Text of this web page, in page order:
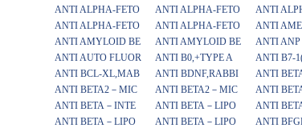
ANTI ALPHA-FETO
ANTI ALPHA-FETO ANTI
ANTI ALPHA-FETO
ANTI ALPHA-FETO ANTI
ANTI AMYLOID BE
ANTI AMYLOID BE ANTI ANP
ANTI AUTO FLUOR
ANTI B0,+TYPE A ANTI B7-
ANTI BCL-XL,MAB
ANTI BDNF,RABBI ANTI
ANTI BETA2－MIC
ANTI BETA2－MIC ANTI
ANTI BETA－INTE
ANTI BETA－LIPO ANTI
ANTI BETA－LIPO
ANTI BETA－LIPO ANTI